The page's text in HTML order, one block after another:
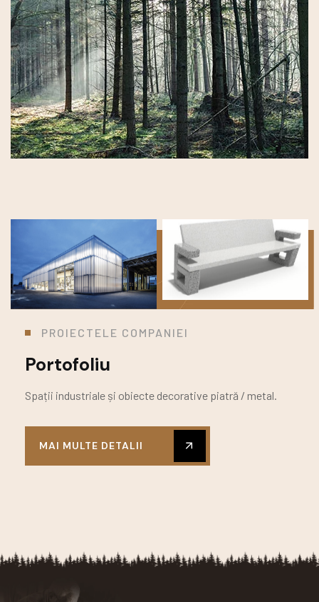
PROIECTELE COMPANIEI
Portofoliu
Spații industriale și obiecte decorative piatră / metal.
MAI MULTE DETALII